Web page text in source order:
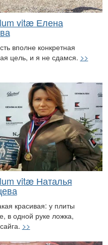
vitæ Елена
вполне конкретная
цель, и я не сдамся. >>
vitæ Наталья
красивая: у плиты
в одной руке ложка,
>>